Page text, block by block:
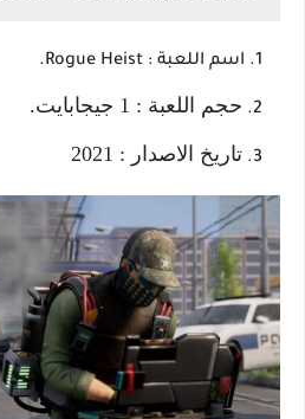
اسم اللعبة : Rogue Heist.
حجم اللعبة : 1 جيجابايت.
تاريخ الاصدار : 2021